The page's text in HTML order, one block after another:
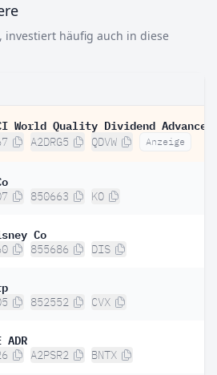
investiert häufig auch in diese
A2DRG5 QDVW Anzeige
850663 KO
Co
855686 DIS
852552 CVX
A2PSR2 BNTX